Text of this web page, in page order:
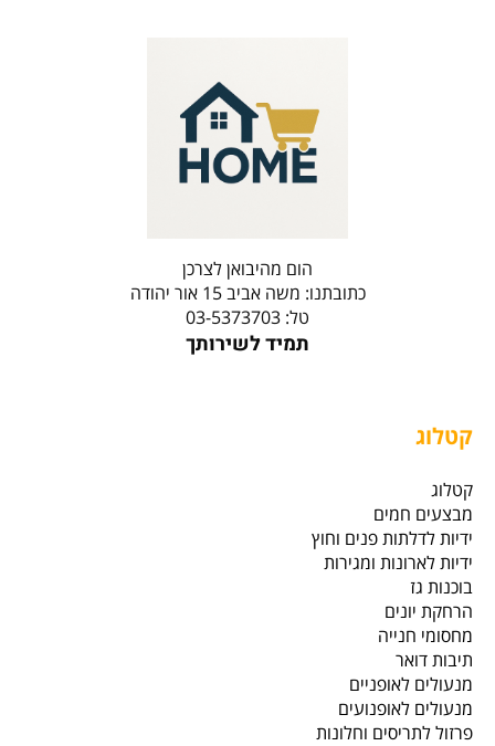
הום מהיבואן לצרכן
כתובתנו: משה אביב 15 אור יהודה
טל: 03-5373703
תמיד לשירותך
קטלוג
קטלוג
מבצעים חמים
ידיות לדלתות פנים וחוץ
ידיות לארונות ומגירות
בוכנות גז
הרחקת יונים
מחסומי חנייה
תיבות דואר
מנעולים לאופניים
מנעולים לאופנועים
פרזול לתריסים וחלונות